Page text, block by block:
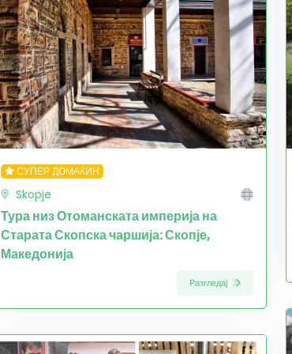
СУПЕР ДОМАЌИН
Skopje
Тура низ Отоманската империја на
Старата Скопска чаршија: Скопје,
Македонија
Разгледај